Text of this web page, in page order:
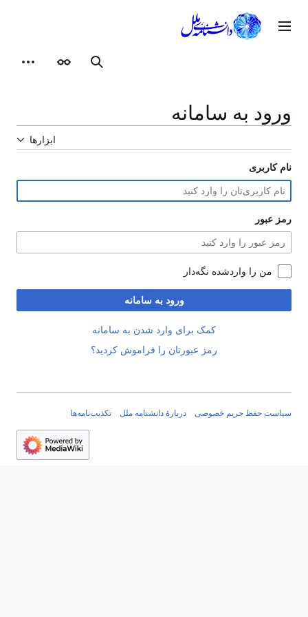
محتوااصلی
جستجوظاهر
ابزارهای
ورود به سامانه
ابزارها
نام کاربری
رمز عبور
من را واردشده نگه‌دار
ورود به سامانه
کمک برای وارد شدن به سامانه
رمز عبورتان را فراموش کردید؟
سیاست حفظ حریم خصوصی دربارهٔ دانشنامه ملل تکذیب‌نامه‌ها